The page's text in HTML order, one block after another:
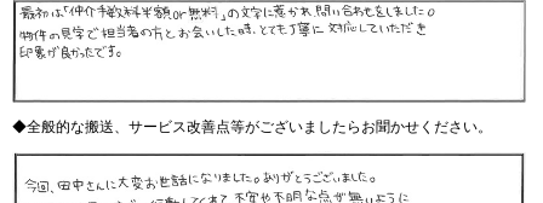
◆全般的な搬送、サービス改善点等がございましたらお聞かせください。